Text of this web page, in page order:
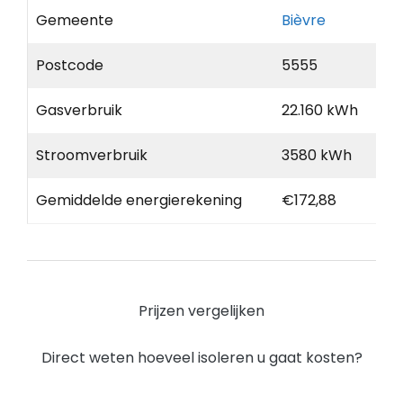
Gemeente Bièvre
Postcode 5555
Gasverbruik 22.160 kWh
Stroomverbruik 3580 kWh
Gemiddelde energierekening €172,88
Prijzen vergelijken
Direct weten hoeveel isoleren u gaat kosten?